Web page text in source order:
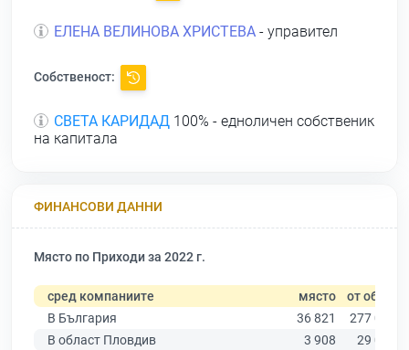
ЕЛЕНА ВЕЛИНОВА ХРИСТЕВА - управител
Собственост:
СВЕТА КАРИДАД 100% - едноличен собственик
на капитала
ФИНАНСОВИ ДАННИ
Място по Приходи за 2022 г.
сред компаниите място от общо
В България
36 821
277 019
В област Пловдив
3 908
29 067